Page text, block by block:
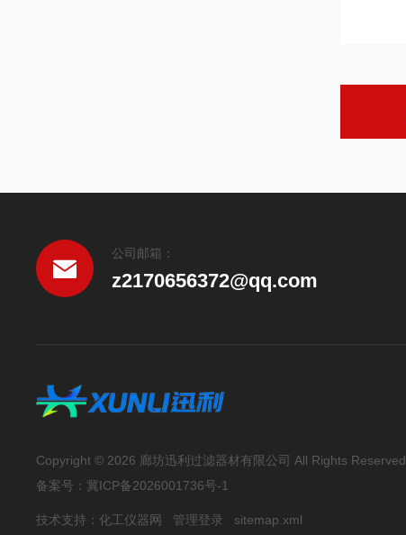
公司邮箱：
z2170656372@qq.com
Copyright © 2026 廊坊迅利过滤器材有限公司 All Rights Reserved
备案号： 冀ICP备2026001736号-1
技术支持：化工仪器网 管理登录 sitemap.xml